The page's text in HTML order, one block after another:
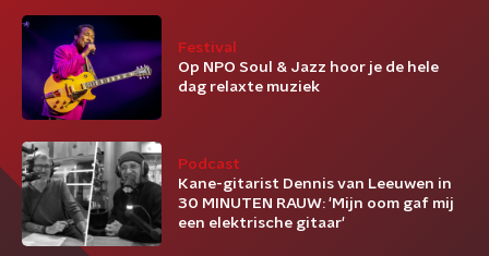
Festival
Op NPO Soul & Jazz hoor je de hele
dag relaxte muziek
Podcast
Kane-gitarist Dennis van Leeuwen in
30 MINUTEN RAUW: 'Mijn oom gaf mij
een elektrische gitaar'